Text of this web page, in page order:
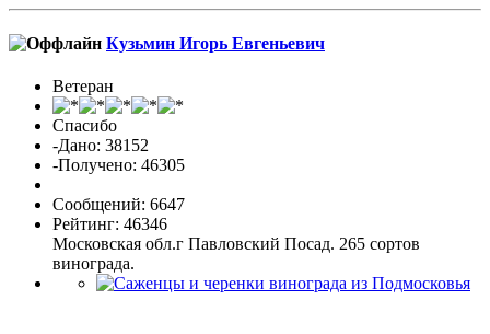
Кузьмин Игорь Евгеньевич
Ветеран
Спасибо
-Дано: 38152
-Получено: 46305
Сообщений: 6647
Рейтинг: 46346
Московская обл.г Павловский Посад. 265 сортов
винограда.